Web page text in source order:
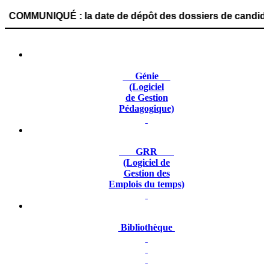
: la date de dépôt des dossiers de
Génie
(Logiciel
de Gestion
Pédagogique)
GRR
(Logiciel de
Gestion des
Emplois du temps)
Bibliothèque